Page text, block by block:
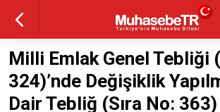
Milli Emlak Genel Tebliği
324)’nde Değişiklik
Dair Tebliğ (Sıra No: 363)